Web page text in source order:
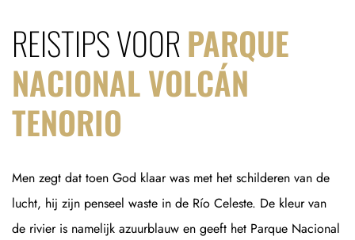
REISTIPS VOORPARQUE
NACIONAL VOLCÁN
TENORIO
Men zegt dat toen God klaar was met het schilderen van de
lucht, hij zijn penseel waste in de Río Celeste. De kleur van
de rivier is namelijk azuurblauw en geeft het Parque Nacional